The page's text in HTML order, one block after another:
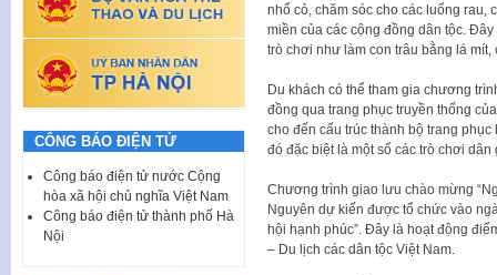
nhổ cỏ, chăm sóc cho các luống rau,
miền của các cộng đồng dân tộc.
trò chơi như làm con trâu bằng lá
Du khách có thể tham gia chương
đồng qua trang phục truyền thống
cho đến cấu trúc thành bộ trang
đó đặc biệt là một số các trò chơi
Chương trình giao lưu chào mừng
Nguyên dự kiến được tổ chức vào
hội hạnh phúc”. Đây là hoạt động
– Du lịch các dân tộc Việt Nam.
CÔNG BÁO ĐIỆN TỬ
Công báo điện tử nước Cộng
hòa xã hội chủ nghĩa Việt Nam
Công báo điện tử thành phố Hà
Nội